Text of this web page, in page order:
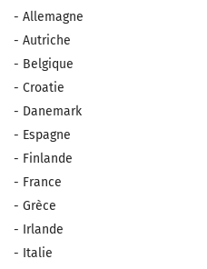
- Allemagne
- Autriche
- Belgique
- Croatie
- Danemark
- Espagne
- Finlande
- France
- Grèce
- Irlande
- Italie